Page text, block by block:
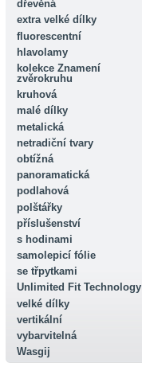
dřevěná
extra velké dílky
fluorescentní
hlavolamy
kolekce Znamení
zvěrokruhu
kruhová
malé dílky
metalická
netradiční tvary
obtížná
panoramatická
podlahová
polštářky
příslušenství
s hodinami
samolepicí fólie
se třpytkami
Unlimited Fit Technology
velké dílky
vertikální
vybarvitelná
Wasgij